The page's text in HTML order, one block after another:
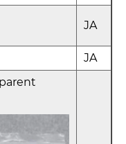
JA
JA